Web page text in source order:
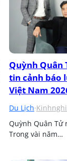
Quỳnh Quân
tin cảnh báo
Việt Nam
Du Lịch·
Quỳnh Quân Tử
Trong vài năm…